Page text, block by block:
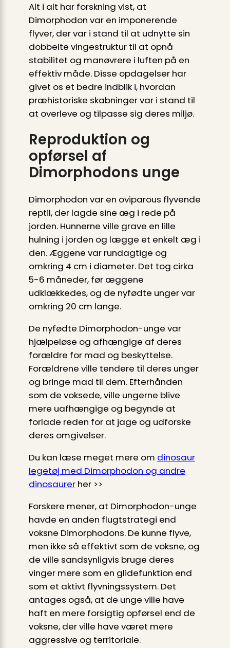
Alt i alt har forskning vist, at
Dimorphodon var en imponerende
flyver, der var i stand til at udnytte sin
dobbelte vingestruktur til at opnå
stabilitet og manøvrere i luften på en
effektiv måde. Disse opdagelser har
givet os et bedre indblik i, hvordan
præhistoriske skabninger var i stand til
at overleve og tilpasse sig deres miljø.
Reproduktion og
opførsel af
Dimorphodons unge
Dimorphodon var en oviparous flyvende
reptil, der lagde sine æg i rede på
jorden. Hunnerne ville grave en lille
hulning i jorden og lægge et enkelt æg i
den. Æggene var rundagtige og
omkring 4 cm i diameter. Det tog cirka
5-6 måneder, før æggene
udklækkedes, og de nyfødte unger var
omkring 20 cm lange.
De nyfødte Dimorphodon-unge var
hjælpeløse og afhængige af deres
forældre for mad og beskyttelse.
Forældrene ville tendere til deres unger
og bringe mad til dem. Efterhånden
som de voksede, ville ungerne blive
mere uafhængige og begynde at
forlade reden for at jage og udforske
deres omgivelser.
Du kan læse meget mere om dinosaur
legetøj med Dimorphodon og andre
dinosaurerher >>
Forskere mener, at Dimorphodon-unge
havde en anden flugtstrategi end
voksne Dimorphodons. De kunne flyve,
men ikke så effektivt som de voksne, og
de ville sandsynligvis bruge deres
vinger mere som en glidefunktion end
som et aktivt flyvningssystem. Det
antages også, at de unge ville have
haft en mere forsigtig opførsel end de
voksne, der ville have været mere
aggressive og territoriale.